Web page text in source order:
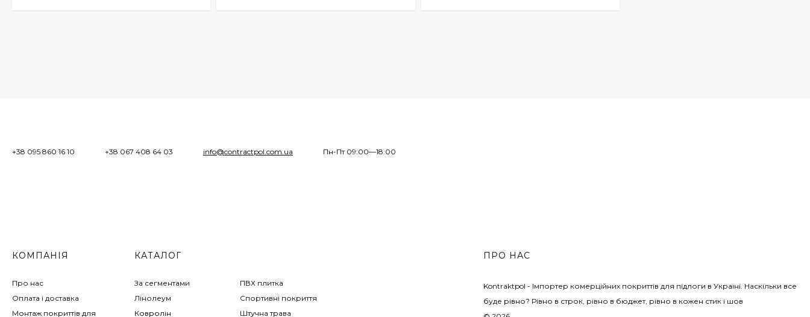
+38 095 860 16 10 +38 067 408 64 03 info@contractpol.com.ua Пн-Пт 09:00—18:00
КОМПАНІЯ
Про нас
Оплата і доставка
Монтаж покриттів для
КАТАЛОГ
За сегментами
Лінолеум
Ковролін
ПВХ плитка
Спортивні покриття
Штучна трава
ПРО НАС
Kontraktpol - Імпортер комерційних покриттів для підлоги в Україні. Наскільки все
буде рівно? Рівно в строк, рівно в бюджет, рівно в кожен стик і шов